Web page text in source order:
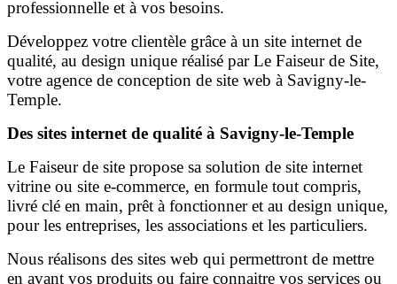
professionnelle et à vos besoins.
Développez votre clientèle grâce à un site internet de
qualité, au design unique réalisé par Le Faiseur de Site,
votre agence de conception de site web à Savigny-le-
Temple.
Des sites internet de qualité à Savigny-le-Temple
Le Faiseur de site propose sa solution de site internet
vitrine ou site e-commerce, en formule tout compris,
livré clé en main, prêt à fonctionner et au design unique,
pour les entreprises, les associations et les particuliers.
Nous réalisons des sites web qui permettront de mettre
en avant vos produits ou faire connaitre vos services ou